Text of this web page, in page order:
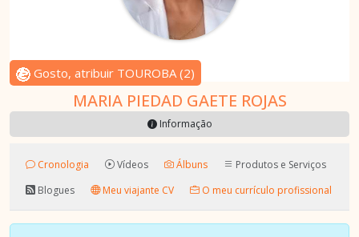
Gosto, atribuir TOUROBA(2)
MARIA PIEDAD GAETE ROJAS
Informação
Cronologia Vídeos Álbuns
Produtos e Serviços
Blogues
Meu viajante CV O meu currículo profissional